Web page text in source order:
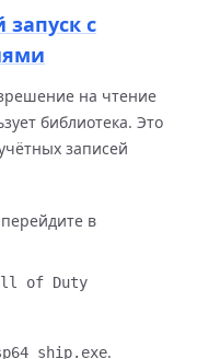
с
на чтение
библиотека. Это
записей
в
of Duty
.